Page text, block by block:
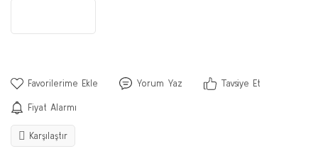
Yorum Yaz Tavsiye Et
Fiyat Alarmı
Karşılaştır